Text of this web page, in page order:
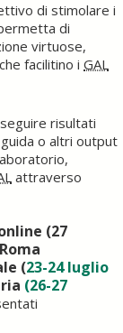
di stimolare i
di
virtuose,
facilitino i GAL
risultati
o altri output
attraverso
(27
(23-24 luglio
(26-27